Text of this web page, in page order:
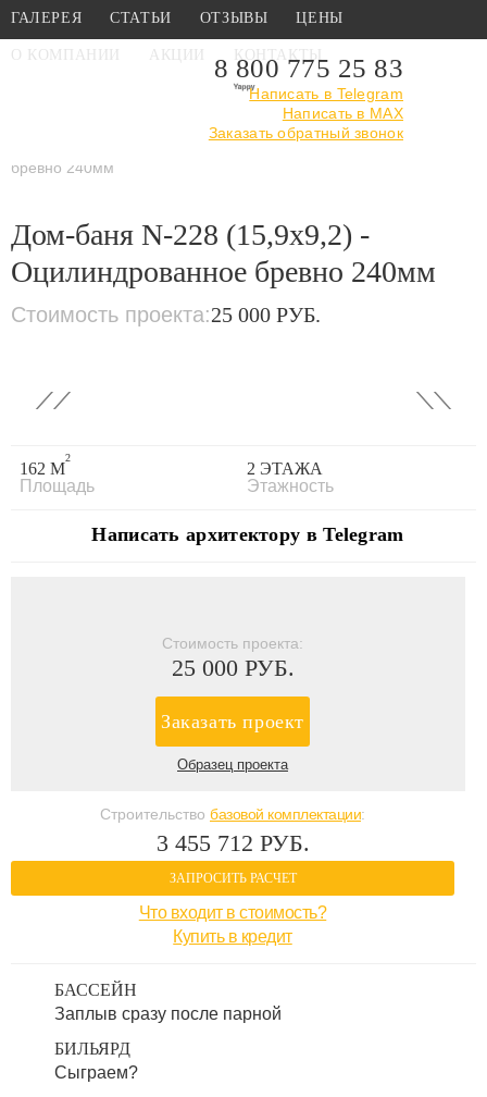
ГАЛЕРЕЯ СТАТЬИ ОТЗЫВЫ ЦЕНЫ
О КОМПАНИИ АКЦИИ КОНТАКТЫ
8 800 775 25 83
Написать в Telegram
Написать в MAX
Заказать обратный звонок
Проекты бань › Из оцилиндрованного
бревно 240мм
Дом-баня N-228 (15,9x9,2) -
Оцилиндрованное бревно 240мм
Стоимость проекта:25 000 РУБ.
‹ ›
162 М
2
Площадь
2 ЭТАЖА
Этажность
Написать архитектору в Telegram
Стоимость проекта:
25 000 РУБ.
Заказать проект
Образец проекта
Строительство базовой комплектации:
3 455 712 РУБ.
ЗАПРОСИТЬ РАСЧЕТ
Что входит в стоимость?
Купить в кредит
БАССЕЙН
Заплыв сразу после парной
БИЛЬЯРД
Сыграем?